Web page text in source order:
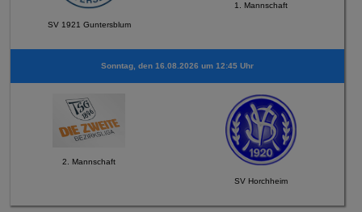
SV 1921 Guntersblum
1. Mannschaft
Sonntag, den 16.08.2026 um 12:45 Uhr
2. Mannschaft
SV Horchheim